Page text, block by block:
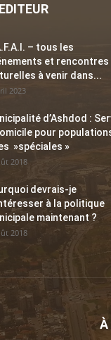
– tous les
et rencontres
à venir dans...
2023
d’Ashdod :
pour
»spéciales »
2018
devrais-je
à la politique
maintenant ?
2018
À